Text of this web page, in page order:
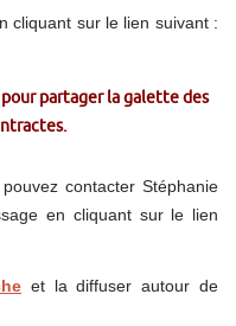
cliquant sur le lien suivant :
partagerla galette des
contacter Stéphanie
en cliquant sur le lien
et la diffuser autour de